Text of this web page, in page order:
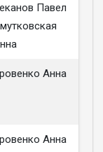
Павел
Анна
Анна